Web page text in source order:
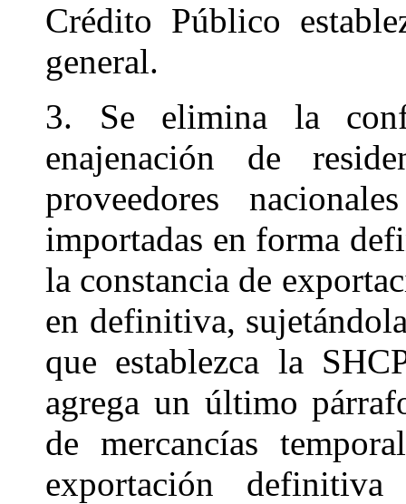
Crédito Público
general.
3. Se elimina la
enajenación de
proveedores
importadas en forma
la constancia de
en definitiva,
que establezca la
agrega un último
de mercancías
exportación